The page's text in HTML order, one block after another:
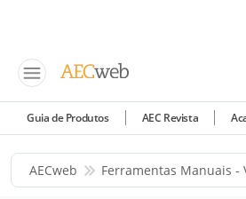
Guia de Produtos AEC Revista
AECweb Ferramentas Manuais -